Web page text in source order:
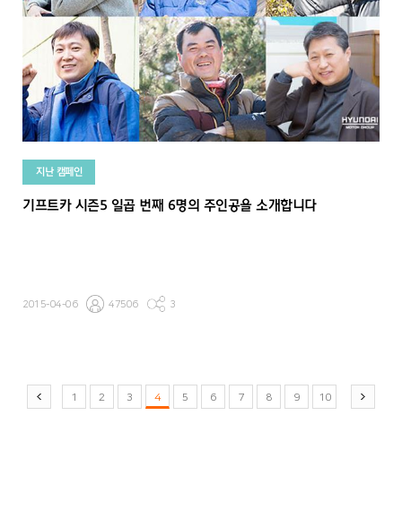
지난 캠페인
기프트카 시즌5 일곱 번째 6명의 주인공을 소개합니다
2015-04-06 47506 3
1 2 3 4 5 6 7 8 9 10